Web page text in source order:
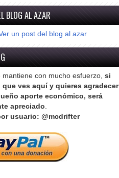
BLOG AL AZAR
un post del blog al azar
mantiene con mucho esfuerzo, si
ves aquí y quieres agradecer
aporte económico, será
apreciado.
usuario: @mcdrifter